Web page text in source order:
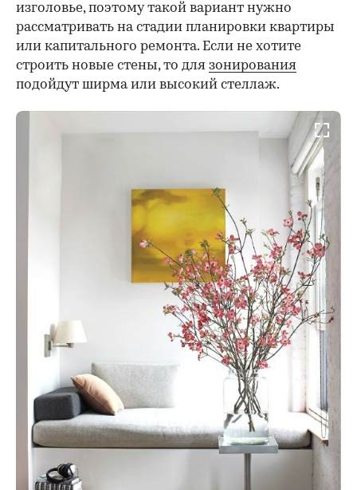
изголовье, поэтому такой вариант нужно
рассматривать на стадии планировки квартиры
или капитального ремонта. Если не хотите
строить новые стены, то для зонирования
подойдут ширма или высокий стеллаж.